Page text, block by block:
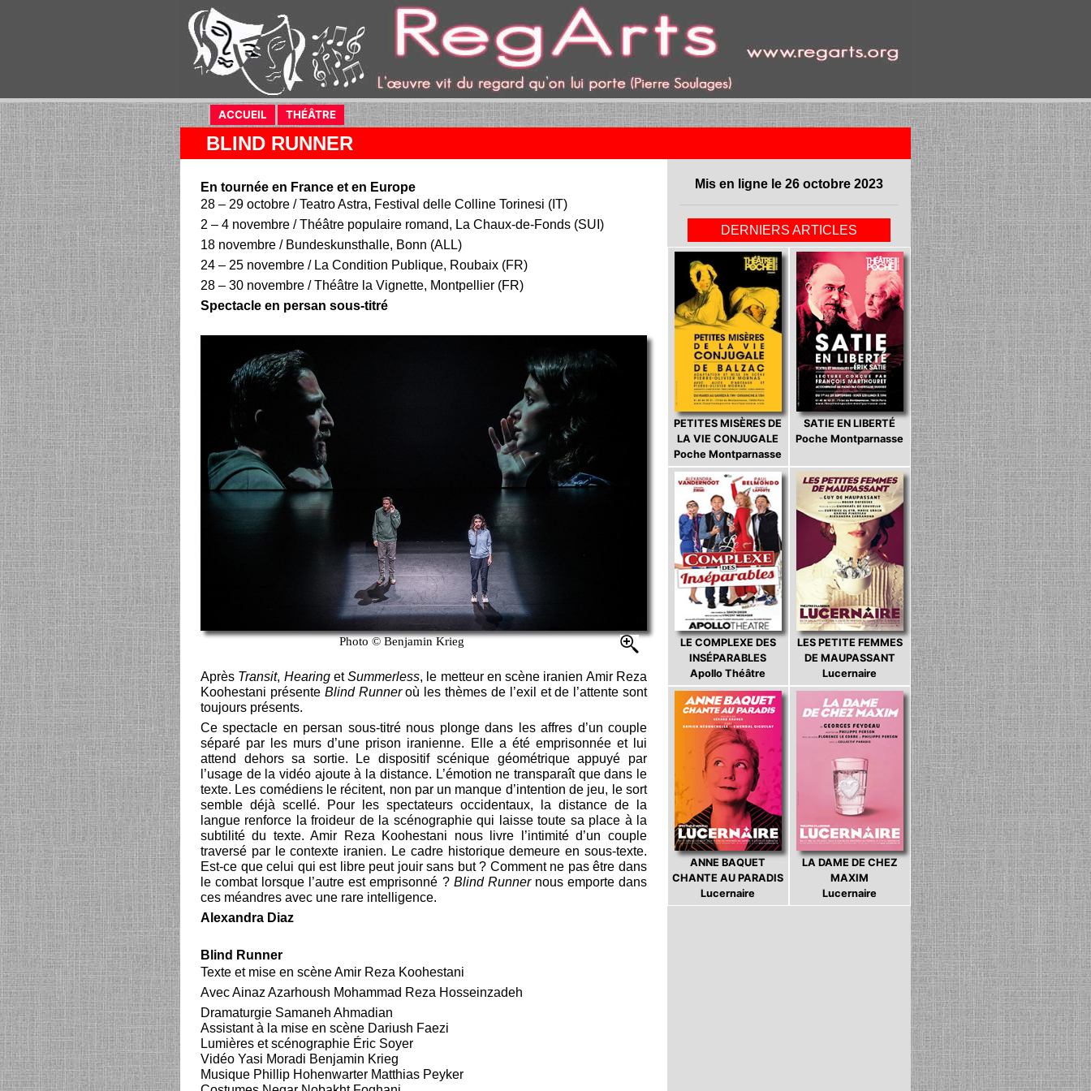
ACCUEIL (current)
THÉÂTRE (current)
BLIND RUNNER
En tournée en France et en Europe
28 – 29 octobre / Teatro Astra, Festival delle Colline Torinesi (IT)
2 – 4 novembre / Théâtre populaire romand, La Chaux-de-Fonds (SUI)
18 novembre / Bundeskunsthalle, Bonn (ALL)
24 – 25 novembre / La Condition Publique, Roubaix (FR)
28 – 30 novembre / Théâtre la Vignette, Montpellier (FR)
Spectacle en persan sous-titré
Photo © Benjamin Krieg
Après Transit, Hearing etSummerless, le metteur en scène iranien Amir Reza
Koohestani présente Blind Runneroù les thèmes de l’exil et de l’attente sont
toujours présents.
Ce spectacle en persan sous-titré nous plonge dans les affres d’un couple
séparé par les murs d’une prison iranienne. Elle a été emprisonnée et lui
attend dehors sa sortie. Le dispositif scénique géométrique appuyé par
l’usage de la vidéo ajoute à la distance. L’émotion ne transparaît que dans le
texte. Les comédiens le récitent, non par un manque d’intention de jeu, le sort
semble déjà scellé. Pour les spectateurs occidentaux, la distance de la
langue renforce la froideur de la scénographie qui laisse toute sa place à la
subtilité du texte. Amir Reza Koohestani nous livre l’intimité d’un couple
traversé par le contexte iranien. Le cadre historique demeure en sous-texte.
Est-ce que celui qui est libre peut jouir sans but ? Comment ne pas être dans
le combat lorsque l’autre est emprisonné ? Blind Runnernous emporte dans
ces méandres avec une rare intelligence.
Alexandra Diaz
Blind Runner
Texte et mise en scène Amir Reza Koohestani
Avec Ainaz Azarhoush Mohammad Reza Hosseinzadeh
Dramaturgie Samaneh Ahmadian
Assistant à la mise en scène Dariush Faezi
Lumières et scénographie Éric Soyer
Vidéo Yasi Moradi Benjamin Krieg
Musique Phillip Hohenwarter Matthias Peyker
Mis en ligne le 26 octobre 2023
DERNIERS ARTICLES
PETITES MISÈRES DE
LA VIE CONJUGALE
Poche Montparnasse
SATIE EN LIBERTÉ
Poche Montparnasse
LE COMPLEXE DES
INSÉPARABLES
Apollo Théâtre
LES PETITE FEMMES
DE MAUPASSANT
Lucernaire
ANNE BAQUET
CHANTE AU PARADIS
Lucernaire
LA DAME DE CHEZ
MAXIM
Lucernaire